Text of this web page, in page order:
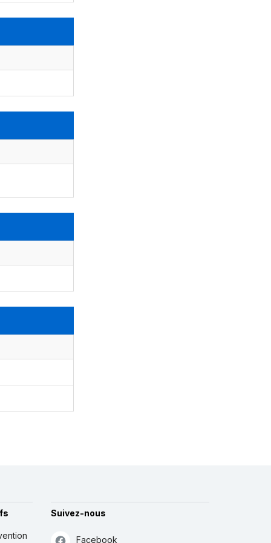
Suivez-nous
Facebook